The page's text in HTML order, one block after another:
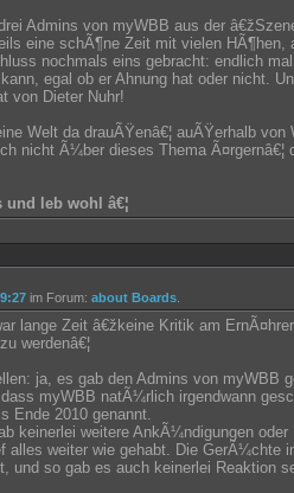
Admins von myWBB aus der
eine schÃ¶ne Zeit mit vielen
nochmals eins gebracht: endlich
egal ob er Ahnung hat oder nicht.
von Dieter Nuhr!
Welt da drauÃŸenâ€¦ auÃŸerhalb
nicht Ã¼ber dieses Thema Ã¤rgernâ€¦
leb wohl â€¦
im Forum: about Boards
lange Zeit â€žkeine Kritik am
werdenâ€¦
ja, es gab den Admins von myWBB
myWBB natÃ¼rlich irgendwann
Ende 2010 genannt.
keinerlei weitere AnkÃ¼ndigungen
alles weiter wie gehabt. Die GerÃ¼chte
und so gab es auch keinerlei Reaktion